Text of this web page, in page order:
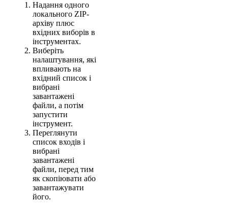
Надання одного
локального ZIP-
архіву плюс
вхідних виборів в
інструментах.
Виберіть
налаштування, які
впливають на
вхідний список і
вибрані
завантажені
файли, а потім
запустити
інструмент.
Переглянути
список входів і
вибрані
завантажені
файли, перед тим
як скопіювати або
завантажувати
його.